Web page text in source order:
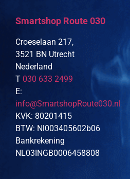
Smartshop Route 030
Croeselaan 217,
3521 BN Utrecht
Nederland
T 030 633 2499
E:
info@SmartshopRoute030.nl
KVK: 80201415
BTW: Nl003405602b06
Bankrekening
NL03INGB0006458808